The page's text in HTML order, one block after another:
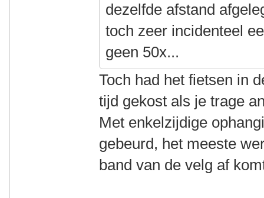
dezelfde afstand
toch zeer incidenteel
geen 50x...
Toch had het fietsen in
tijd gekost als je trage
Met enkelzijdige
gebeurd, het meeste
band van de velg af